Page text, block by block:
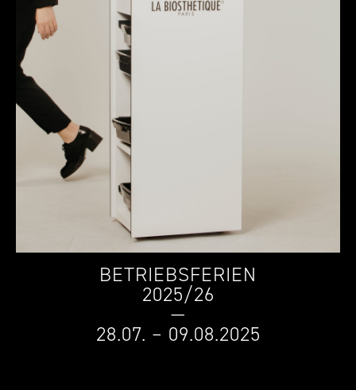
BETRIEBSFERIEN
2025/26
—
28.07. – 09.08.2025